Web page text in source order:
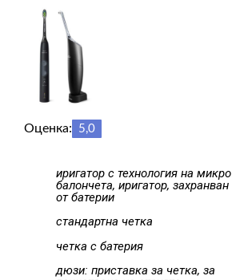
Оценка: 5,0
иригатор с технология на микро
балончета, иригатор, захранван
от батерии
стандартна четка
четка с батерия
дюзи: приставка за четка, за